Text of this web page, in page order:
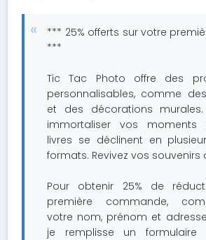
*** 25% offerts sur votre
***
Tic Tac Photo offre des
personnalisables, comme
et des décorations
immortaliser vos moments
livres se déclinent en
formats. Revivez vos souvenirs
Pour obtenir 25% de
première commande,
votre nom, prénom et
je remplisse un